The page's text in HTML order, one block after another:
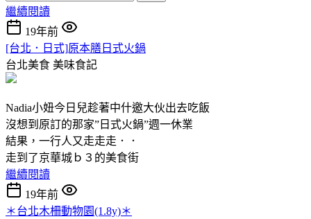
繼續閱讀
19年前
[台北．日式]原本膳日式火鍋
台北美食 美味食記
Nadia小妞今日兒趁著中什邀大伙出去吃飯
沒想到原訂的那家”日式火鍋”週一休業
結果，一行人又走走走．．
走到了京華城ｂ３的美食街
繼續閱讀
19年前
＊台北木柵動物園(1.8y)＊